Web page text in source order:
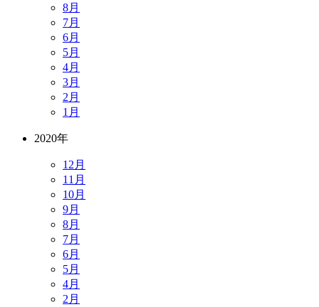
8月
7月
6月
5月
4月
3月
2月
1月
2020年
12月
11月
10月
9月
8月
7月
6月
5月
4月
2月